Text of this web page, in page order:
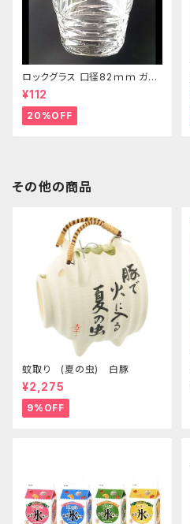
ロックグラス 口径82ｍｍ ガラ
ス製 250cc
¥112
20%OFF
その他の商品
蚊取り (夏の虫) 白豚
¥2,275
9%OFF